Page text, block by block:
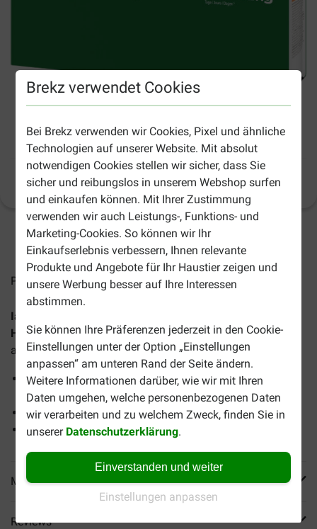
Brekz verwendet Cookies
Bei Brekz verwenden wir Cookies, Pixel und ähnliche
Technologien auf unserer Website. Mit absolut
notwendigen Cookies stellen wir sicher, dass Sie
sicher und reibungslos in unserem Webshop surfen
und einkaufen können. Mit Ihrer Zustimmung
verwenden wir auch Leistungs-, Funktions- und
Marketing-Cookies. So können wir Ihr
Einkaufserlebnis verbessern, Ihnen relevante
Produkte und Angebote für Ihr Haustier zeigen und
unsere Werbung besser auf Ihre Interessen
abstimmen.
Sie können Ihre Präferenzen jederzeit in den Cookie-
Einstellungen unter der Option „Einstellungen
anpassen“ am unteren Rand der Seite ändern.
Weitere Informationen darüber, wie wir mit Ihren
Daten umgehen, welche personenbezogenen Daten
wir verarbeiten und zu welchem Zweck, finden Sie in
unserer Datenschutzerklärung.
Einverstanden und weiter
Einstellungen anpassen
Iams Adult Small & Medium mit Lamm
Hundefutter
(13) Produktinformation
2-5 Arbeitstage, sofern nicht anders angegeben
Preise inkl. MwSt zzgl.Versandkosten
Iams Adult kleine & mittelgroße Rassen mit Lamm
Hundefutterist ein ausgewogenes Spezialfutter für
ausgewachsene Hunde von 1 bis 8 Jahren.
Geeignet für ausgewachsene Hunde kleiner und
mittelgroßer Rassen.
Unterstützt das immunsystem.
Für eine gesunde Haut und glänzendes Fell.
Mehr Produktinfos
Reviews